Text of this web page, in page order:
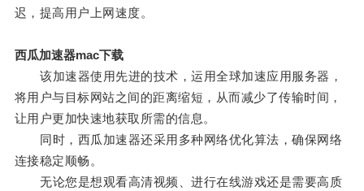
迟，提高用户上网速度。
西瓜加速器mac下载
该加速器使用先进的技术，运用全球加速应用服务器，
将用户与目标网站之间的距离缩短，从而减少了传输时间，
让用户更加快速地获取所需的信息。
同时，西瓜加速器还采用多种网络优化算法，确保网络
连接稳定顺畅。
无论您是想观看高清视频、进行在线游戏还是需要高质